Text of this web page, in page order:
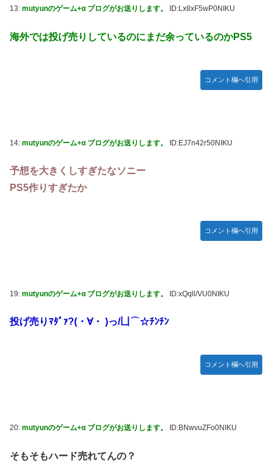
13: mutyunのゲーム+α ブログがお送りします。 ID:Lx8xF5wP0NIKU
海外では投げ売りしているのにまだ余っているのかPS5
コメント欄へ引用
14: mutyunのゲーム+α ブログがお送りします。 ID:EJ7n42r50NIKU
予想を大きくしすぎたなソニー
PS5作りすぎたか
コメント欄へ引用
19: mutyunのゲーム+α ブログがお送りします。 ID:xQqll/VU0NIKU
投げ売りﾏﾀﾞｧ?(・∀・ )っ/凵⌒☆ﾁﾝﾁﾝ
コメント欄へ引用
20: mutyunのゲーム+α ブログがお送りします。 ID:BNwvuZFo0NIKU
そもそもハード売れてんの？